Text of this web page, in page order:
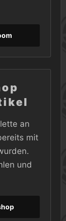
an
mit
und